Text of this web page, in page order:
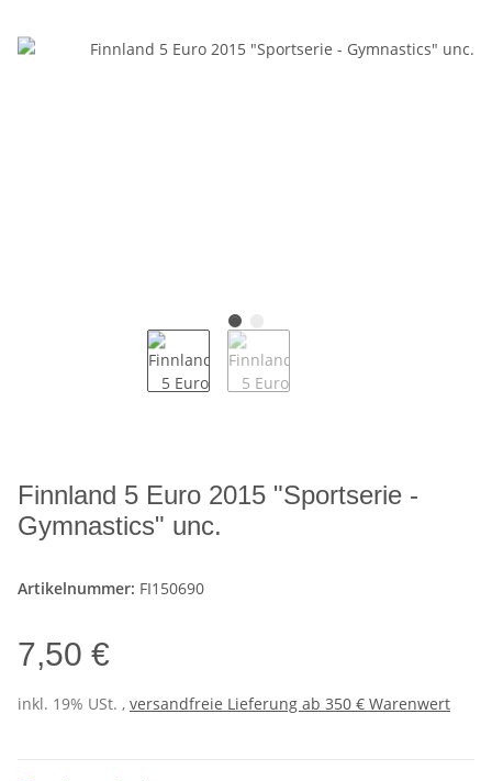
Finnland 5 Euro 2015 "Sportserie -
Gymnastics" unc.
Artikelnummer: FI150690
7,50 €
inkl. 19% USt. , versandfreie Lieferung ab 350 € Warenwert